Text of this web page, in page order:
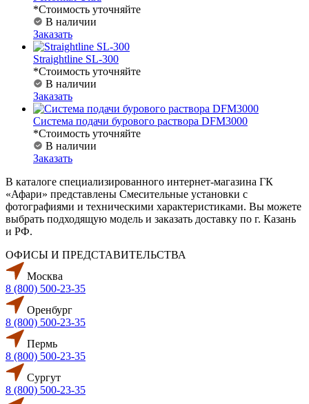
*Стоимость уточняйте
В наличии
Заказать
Straightline SL-300
*Стоимость уточняйте
В наличии
Заказать
Система подачи бурового раствора DFM3000
*Стоимость уточняйте
В наличии
Заказать
В каталоге специализированного интернет-магазина ГК
«Афари» представлены Смесительные установки с
фотографиями и техническими характеристиками. Вы можете
выбрать подходящую модель и заказать доставку по г. Казань
и РФ.
ОФИСЫ И ПРЕДСТАВИТЕЛЬСТВА
Москва
8 (800) 500-23-35
Оренбург
8 (800) 500-23-35
Пермь
8 (800) 500-23-35
Сургут
8 (800) 500-23-35